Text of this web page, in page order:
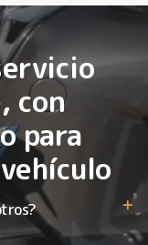
con
para